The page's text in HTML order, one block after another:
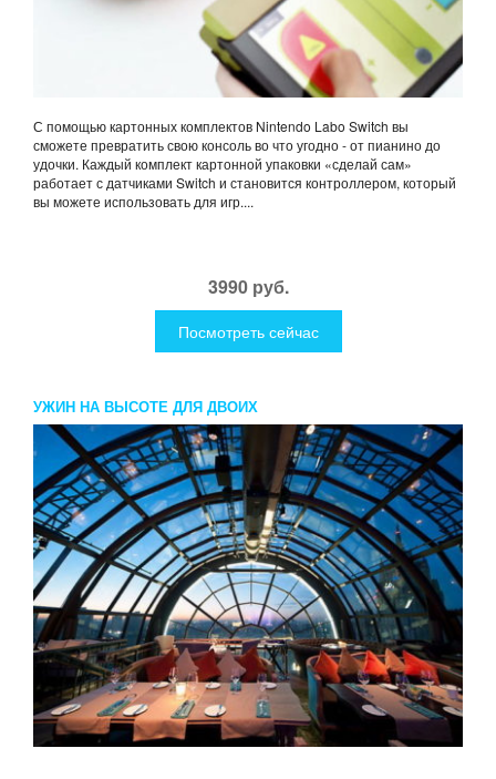
С помощью картонных комплектов Nintendo Labo Switch вы
сможете превратить свою консоль во что угодно - от пианино до
удочки. Каждый комплект картонной упаковки «сделай сам»
работает с датчиками Switch и становится контроллером, который
вы можете использовать для игр....
3990 руб.
Посмотреть сейчас
УЖИН НА ВЫСОТЕ ДЛЯ ДВОИХ